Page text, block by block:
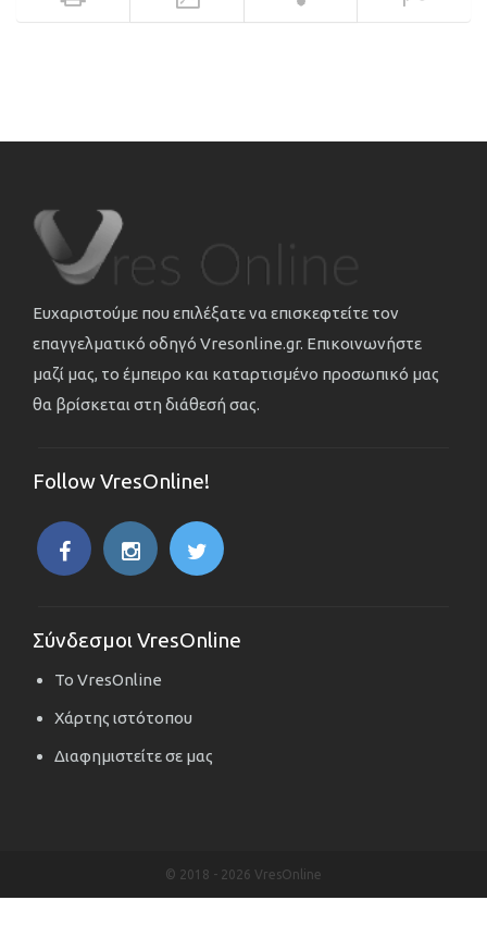
Ευχαριστούμε που επιλέξατε να επισκεφτείτε τον
επαγγελματικό οδηγό Vresonline.gr. Επικοινωνήστε
μαζί μας, το έμπειρο και καταρτισμένο προσωπικό μας
θα βρίσκεται στη διάθεσή σας.
Follow VresOnline!
Σύνδεσμοι VresOnline
Το VresOnline
Χάρτης ιστότοπου
Διαφημιστείτε σε μας
© 2018 - 2026 VresOnline